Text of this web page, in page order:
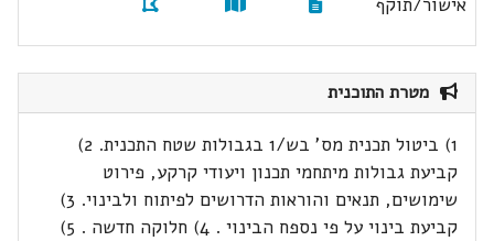
מטרת התוכנית
1) ביטול תכנית מס' בש/1 בגבולות שטח התכנית. 2)
קביעת גבולות מיתחמי תכנון ויעודי קרקע, פירוט
שימושים, תנאים והוראות הדרושים לפיתוח ולבינוי. 3)
קביעת בינוי על פי נספח הבינוי . 4) חלוקה חדשה . 5)